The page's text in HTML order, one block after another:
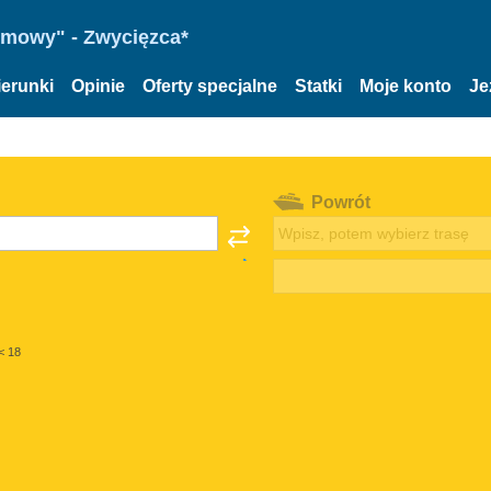
- Zwycięzca*
Opinie Oferty specjalne Statki Moje konto
18
Powrót